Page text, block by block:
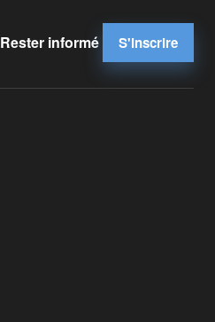
Rester informé S'inscrire